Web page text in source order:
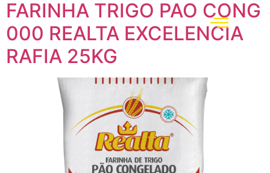
FARINHA TRIGO PAO CONG
000 REALTA EXCELENCIA
RAFIA 25KG